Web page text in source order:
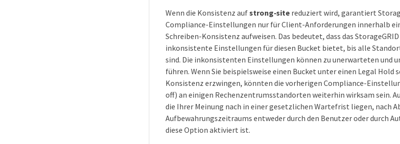
Wenn die Konsistenz aufstrong-site reduziert wird, garantiert
Compliance-Einstellungen nur für Client-Anforderungen innerhalb
Schreiben-Konsistenz aufweisen. Das bedeutet, dass das
inkonsistente Einstellungen für diesen Bucket bietet, bis alle
sind. Die inkonsistenten Einstellungen können zu unerwarteten und
führen. Wenn Sie beispielsweise einen Bucket unter einen Legal Hold
Konsistenz erzwingen, könnten die vorherigen Compliance-
off) an einigen Rechenzentrumsstandorten weiterhin wirksam sein.
die Ihrer Meinung nach in einer gesetzlichen Wartefrist liegen, nach
Aufbewahrungszeitraums entweder durch den Benutzer oder durch
diese Option aktiviert ist.